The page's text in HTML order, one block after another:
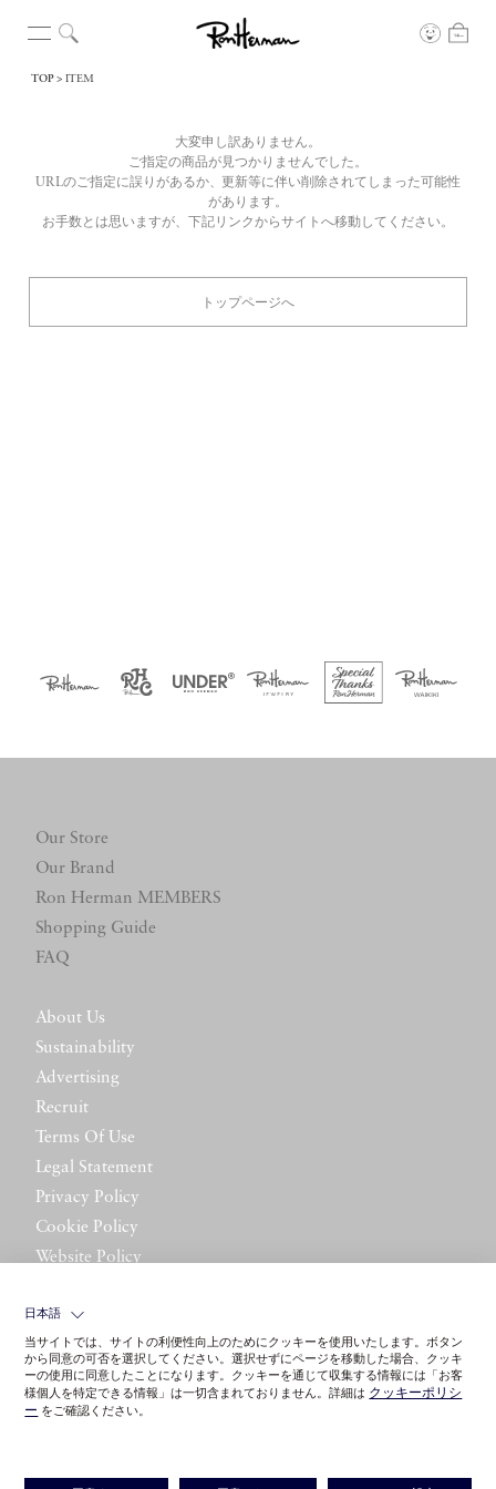
TOP ITEM
大変申し訳ありません。
ご指定の商品が見つかりませんでした。
URLのご指定に誤りがあるか、更新等に伴い削除されてしまった可能性
があります。
お手数とは思いますが、下記リンクからサイトへ移動してください。
トップページへ
Our Store
Our Brand
Ron Herman MEMBERS
Shopping Guide
FAQ
About Us
Sustainability
Advertising
Recruit
Terms Of Use
Legal Statement
Privacy Policy
Cookie Policy
Website Policy
日本語
当サイトでは、サイトの利便性向上のためにクッキーを使用いたします。ボタン
から同意の可否を選択してください。選択せずにページを移動した場合、クッキ
ーの使用に同意したことになります。クッキーを通じて収集する情報には「お客
様個人を特定できる情報」は一切含まれておりません。詳細は クッキーポリシ
ー をご確認ください。